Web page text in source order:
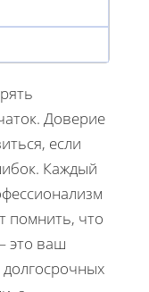
Доверие
если
Каждый
помнить, что
это ваш
долгосрочных